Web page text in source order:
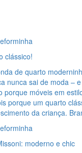
clássico!
de quarto
nunca sai de moda –
porque móveis em
porque um quarto
da criança.
moderno e chic